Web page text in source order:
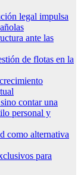
legal impulsa
ante las
de flotas en la
contar una
personal y
como alternativa
para